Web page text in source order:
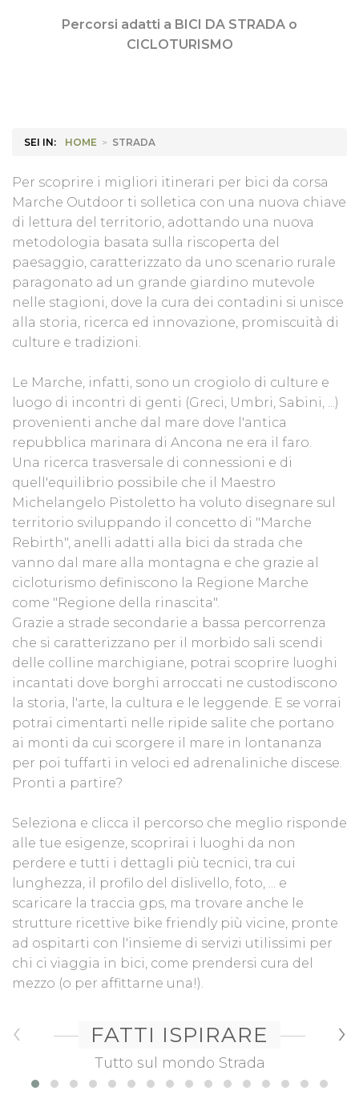
Percorsi adatti a BICI DA STRADA o
CICLOTURISMO
SEI IN: HOME > STRADA
Per scoprire i migliori itinerari per bici da corsa
Marche Outdoor ti solletica con una nuova chiave
di lettura del territorio, adottando una nuova
metodologia basata sulla riscoperta del
paesaggio, caratterizzato da uno scenario rurale
paragonato ad un grande giardino mutevole
nelle stagioni, dove la cura dei contadini si unisce
alla storia, ricerca ed innovazione, promiscuità di
culture e tradizioni.
Le Marche, infatti, sono un crogiolo di culture e
luogo di incontri di genti (Greci, Umbri, Sabini, ...)
provenienti anche dal mare dove l'antica
repubblica marinara di Ancona ne era il faro.
Una ricerca trasversale di connessioni e di
quell'equilibrio possibile che il Maestro
Michelangelo Pistoletto ha voluto disegnare sul
territorio sviluppando il concetto di "Marche
Rebirth", anelli adatti alla bici da strada che
vanno dal mare alla montagna e che grazie al
cicloturismo definiscono la Regione Marche
come "Regione della rinascita".
Grazie a strade secondarie a bassa percorrenza
che si caratterizzano per il morbido sali scendi
delle colline marchigiane, potrai scoprire luoghi
incantati dove borghi arroccati ne custodiscono
la storia, l'arte, la cultura e le leggende. E se vorrai
potrai cimentarti nelle ripide salite che portano
ai monti da cui scorgere il mare in lontananza
per poi tuffarti in veloci ed adrenaliniche discese.
Pronti a partire?
Seleziona e clicca il percorso che meglio risponde
alle tue esigenze, scoprirai i luoghi da non
perdere e tutti i dettagli più tecnici, tra cui
lunghezza, il profilo del dislivello, foto, ... e
scaricare la traccia gps, ma trovare anche le
strutture ricettive bike friendly più vicine, pronte
ad ospitarti con l'insieme di servizi utilissimi per
chi ci viaggia in bici, come prendersi cura del
mezzo (o per affittarne una!).
FATTI ISPIRARE
Tutto sul mondo Strada
‹ ›